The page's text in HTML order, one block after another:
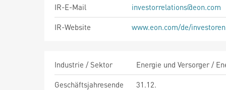
IR-E-Mail
investorrelations@eon.com
IR-Website
www.eon.com/de/
Industrie / Sektor
Energie und Versorger /
Geschäftsjahresende
31.12.